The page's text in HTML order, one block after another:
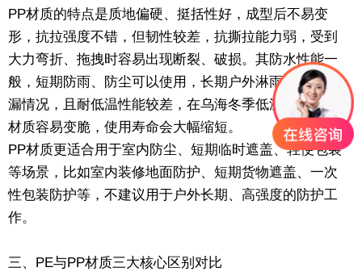
PP材质的特点是质地偏硬、挺括性好，成型后不易变
形，抗拉强度不错，但韧性较差，抗撕拉能力弱，受到
大力弯折、拖拽时容易出现断裂、破损。其防水性能一
般，短期防雨、防尘可以使用，长期户外淋雨易出现渗
漏情况，且耐低温性能较差，在乌海冬季低温环境下，
材质容易变脆，使用寿命会大幅缩短。
PP材质更适合用于室内防尘、短期临时遮盖、轻便包装
等场景，比如室内装修地面防护、短期货物遮盖、一次
性包装防护等，不建议用于户外长期、高强度的防护工
作。
三、PE与PP材质三大核心区别对比